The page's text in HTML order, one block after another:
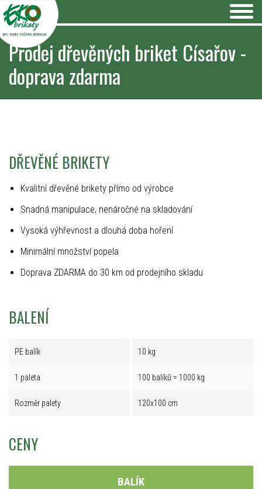
pro teplo Vašeho domova
Prodej dřevěných briket Císařov -
doprava zdarma
DŘEVĚNÉ BRIKETY
Kvalitní dřevěné brikety přímo od výrobce
Snadná manipulace, nenáročné na skladování
Vysoká výhřevnost a dlouhá doba hoření
Minimální množství popela
Doprava ZDARMA do 30 km od prodejního skladu
BALENÍ
PE balík 10 kg
1 paleta 100 balíků = 1000 kg
Rozměr palety 120x100 cm
CENY
BALÍK